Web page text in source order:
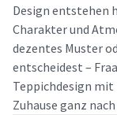
Design entstehen
Charakter und
dezentes Muster
entscheidest –
Teppichdesign
Zuhause ganz